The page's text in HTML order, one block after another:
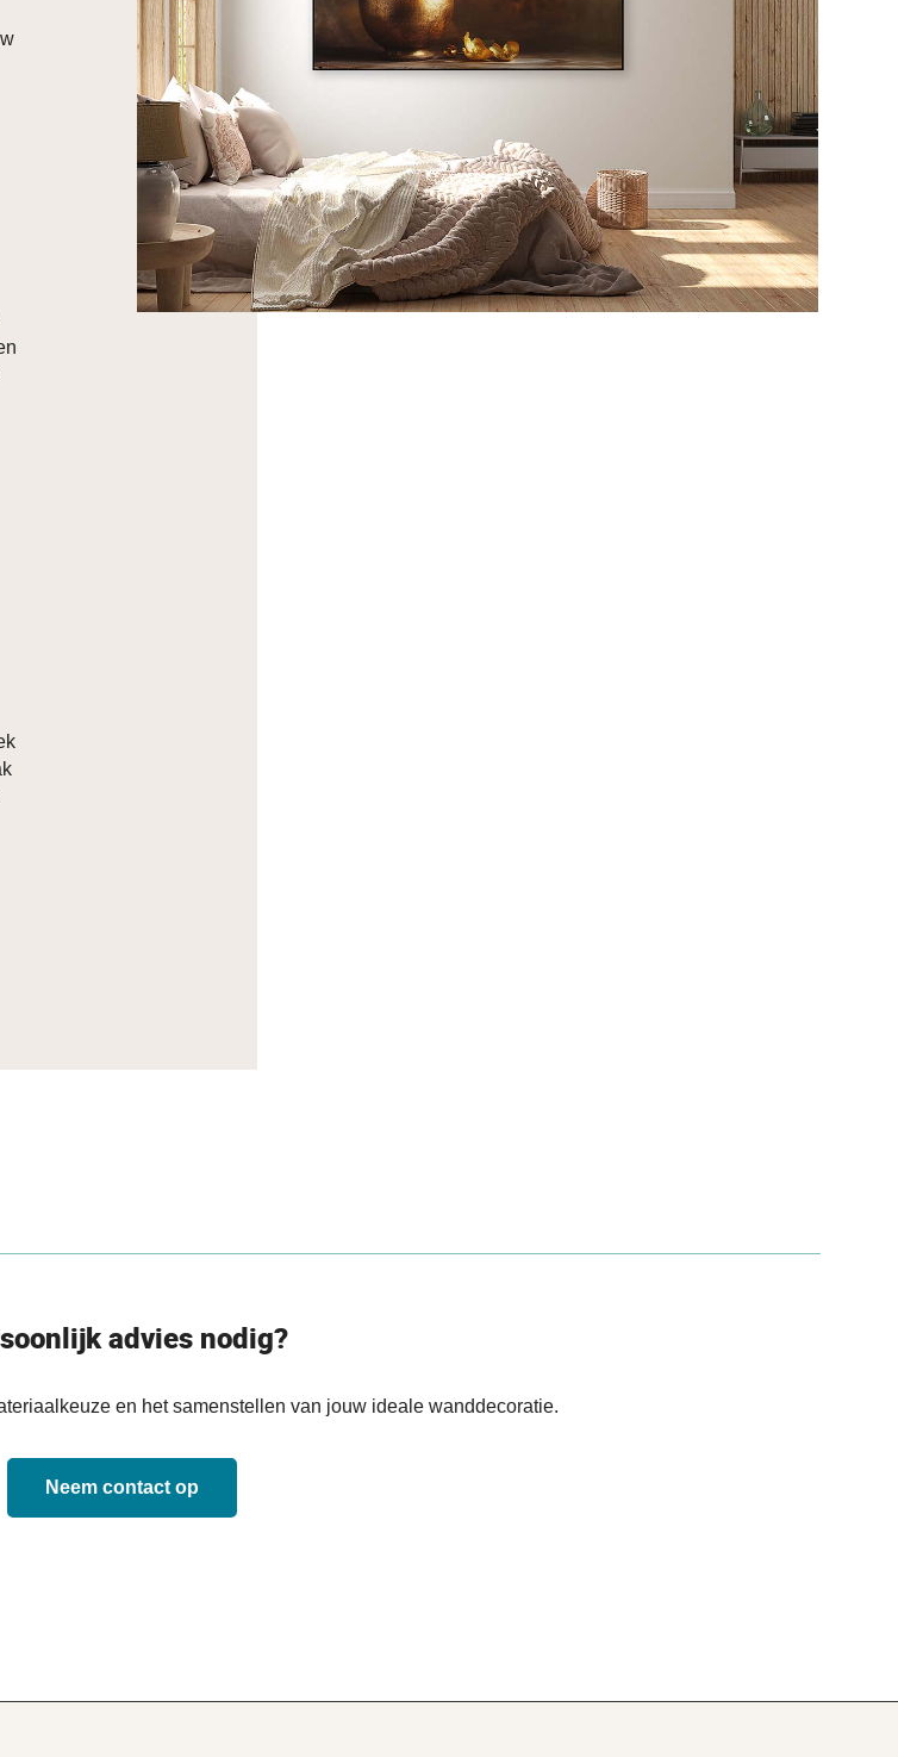
advies nodig?
en het samenstellen van jouw ideale wanddecoratie.
Neem contact op